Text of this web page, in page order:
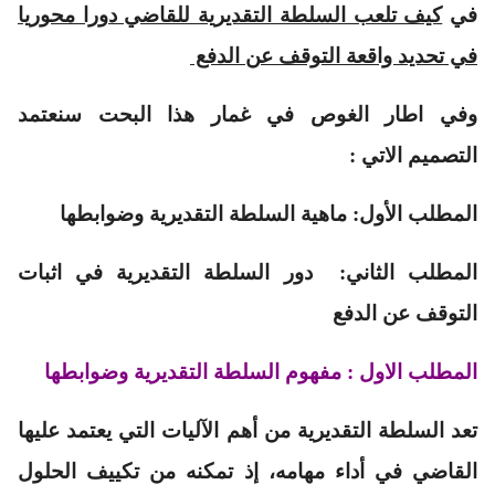
فيكيف تلعب السلطة التقديرية للقاضي دورا محوريا
في تحديد واقعة التوقف عن الدفع
وفي اطار الغوص في غمار هذا البحت سنعتمد
التصميم الاتي :
المطلب الأول: ماهية السلطة التقديرية وضوابطها
المطلب الثاني: دور السلطة التقديرية في اثبات
التوقف عن الدفع
المطلب الاول : مفهوم السلطة التقديرية وضوابطها
تعد السلطة التقديرية من أهم الآليات التي يعتمد عليها
القاضي في أداء مهامه، إذ تمكنه من تكييف الحلول